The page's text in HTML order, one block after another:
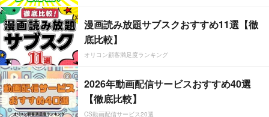
漫画読み放題サブスクおすすめ11選【徹
底比較】
オリコン顧客満足度ランキング
2026年動画配信サービスおすすめ40選
【徹底比較】
CS動画配信サービス20選